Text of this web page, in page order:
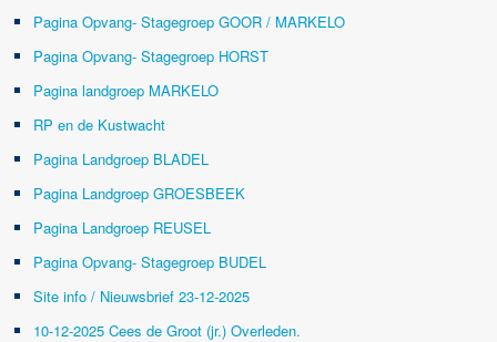
Pagina Opvang- Stagegroep GOOR / MARKELO
Pagina Opvang- Stagegroep HORST
Pagina landgroep MARKELO
RP en de Kustwacht
Pagina Landgroep BLADEL
Pagina Landgroep GROESBEEK
Pagina Landgroep REUSEL
Pagina Opvang- Stagegroep BUDEL
Site info / Nieuwsbrief 23-12-2025
10-12-2025 Cees de Groot (jr.) Overleden.